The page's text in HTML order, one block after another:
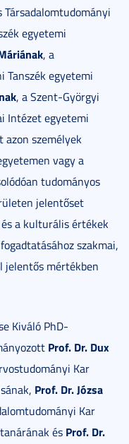
Társadalomtudományi
egyetemi
, a
Tanszék egyetemi
, a Szent-Györgyi
Intézet egyetemi
azon személyek
vagy a
tudományos
jelentőset
a kulturális értékek
szakmai,
jelentős mértékben
Kiváló PhD-
Prof. Dr. Dux
Kar
Prof. Dr. Józsa
Kar
és Prof. Dr.